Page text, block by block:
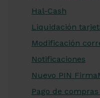
Hal-Cash
Liquidación
Modificación
Notificaciones
Nuevo PIN
Pago de